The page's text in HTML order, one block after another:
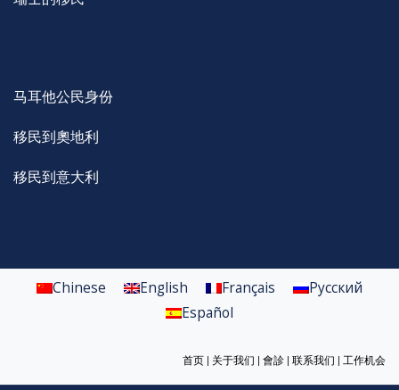
马耳他公民身份
移民到奧地利
移民到意大利
Chinese English Français
Русский
Español
首页 关于我们 會診 联系我们 工作机会